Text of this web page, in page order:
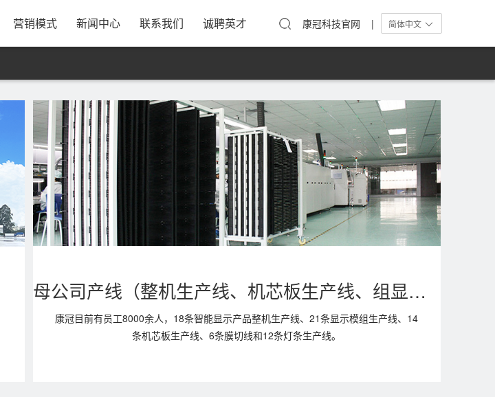
营销模式 新闻中心 联系我们 诚聘英才 康冠科技官网 | 简体中文
母公司产线（整机生产线、机芯板生产线、组显示模组生产）
康冠目前有员工8000余人，18条智能显示产品整机生产线、21条显示模组生产线、14
条机芯板生产线、6条膜切线和12条灯条生产线。